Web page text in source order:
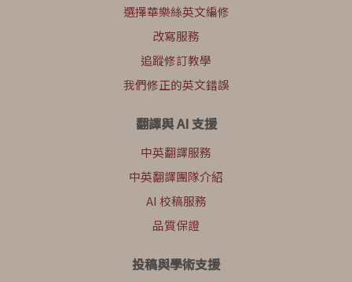
選擇華樂絲英文編修
改寫服務
追蹤修訂教學
我們修正的英文錯誤
翻譯與 AI 支援
中英翻譯服務
中英翻譯團隊介紹
AI 校稿服務
品質保證
投稿與學術支援